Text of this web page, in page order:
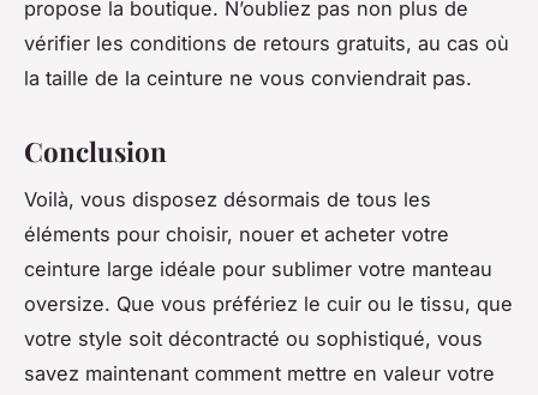
propose la boutique. N’oubliez pas non plus de
vérifier les conditions de retours gratuits, au cas où
la taille de la ceinture ne vous conviendrait pas.
Conclusion
Voilà, vous disposez désormais de tous les
éléments pour choisir, nouer et acheter votre
ceinture large idéale pour sublimer votre manteau
oversize. Que vous préfériez le cuir ou le tissu, que
votre style soit décontracté ou sophistiqué, vous
savez maintenant comment mettre en valeur votre